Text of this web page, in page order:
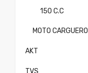
150 C.C
MOTO CARGUERO
AKT
TVS